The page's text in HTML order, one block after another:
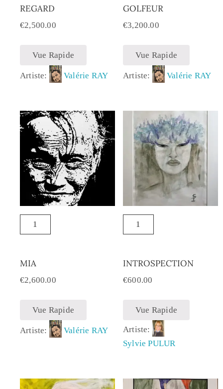
REGARD
€2,500.00
Vue Rapide
Artiste: Valérie RAY
GOLFEUR
€3,200.00
Vue Rapide
Artiste: Valérie RAY
MIA
€2,600.00
Vue Rapide
Artiste: Valérie RAY
INTROSPECTION
€600.00
Vue Rapide
Artiste:
Sylvie PULUR